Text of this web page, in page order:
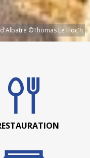
©Thomas Le Floc'h